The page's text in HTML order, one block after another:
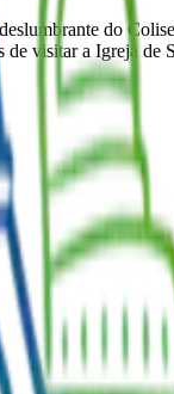
do
visitar a Igreja